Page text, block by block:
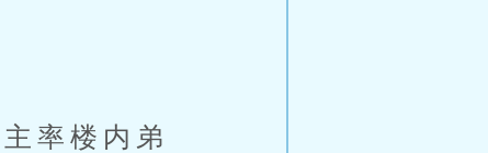
率楼内弟